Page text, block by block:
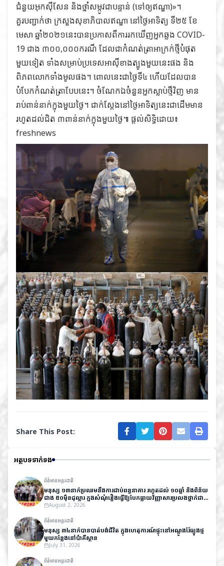
ជំនួយអុកស៊ីសែន និងថ្នាំសម្កូវជាបន្ទាន់ (ទៅឲ្យឥណ្ឌា)»។
​​​​​​​​​​​​​​​​​​​​​​​​​​​​​​​​​​​​​​​​​​​​​​​​​​​​​​​​​​​​​​​​​​​​​​​​​​​​​​​​​​​​​​​​​​​​​​​​​​​​​​​​​​​​​​​​​​​​​​​​​​​​​​​​​​​​​​​​​​​​​​​​​​​​​​​​​​​​​​​​​​​​​​​​​​​​​​​​​​​​​​​​​​​​​​​​​​​​​​​​​​​​​​​​​​​​​​​​​​​​​​​​​​​​​​​​​​​​​​​​​​​​​​​​​​​​​​​​​​​​​​​​​​​​​​​​​​​​​​​​​​​​​​​​​​​​​​​​​​​​​​​គួរបញ្ជាក់ថា ក្រសួងសុខាភិបាលឥណ្ឌា នៅថ្ងៃអាទិត្យ ទី២៥ ខែ
មេសា ឆ្នាំ២០២១នេះបានប្រកាសពីការរកឃើញអ្នកឆ្លង COVID-
19 ជាង ៣០០,០០០ករណី ដែលជាកំណត់ត្រាអាក្រក់ថ្មីបំផុត
មួយទៀត ទាំងសម្រាប់ប្រទេសអាស៊ីខាងត្បូងមួយនេះផង និង
ពិភពលោកទាំងមូលផង។ ពោលនេះជាថ្ងៃទី៤ ហើយដែលបាន
បំបែកកំណត់ត្រាបែបនេះ។ ចំណែកឯចំនួនអ្នកស្លាប់ថ្មីវិញ មាន
រាប់ពាន់នាក់ក្នុងមួយថ្ងៃ។ ជាក់ស្តែងនៅថ្ងៃអាទិត្យនេះជាដើមមាន
រហូតដល់ជិត ៣ពាន់នាក់ក្នុងមួយថ្ងៃ៕ ផ្តល់សិទ្ធិដោយ៖
freshnews
Share This Post:
អត្ថបទទាក់ទង
ព័ត៌មានអន្តរជាតិ
មនុស្ស ១៣នាក់ប្រឈមនឹងការជាប់ពន្ធនាគារ រហូតដល់ ១០ឆ្នាំ និងពិន័យ
ជាង ៥០ម៉ឺនដុល្លារ ក្នុងសំណុំរឿងធ្វើឱ្យបែកធ្លាយវិញ្ញាសារប្រលងថ្នាក់ជាតិ
នៅឥណ្ឌា
August 2, 2026
ព័ត៌មានអន្តរជាតិ
មនុស្ស ៣៤នាក់បានបាត់បង់ជីវិត ក្នុងហេតុការណ៍ផ្ទុះនៅអណ្តូងរ៉ែធ្យូងថ្ម
មួយកន្លែងនៅប៉ាគីស្ថាន
July 31, 2026
ព័ត៌មានអន្តរជាតិ